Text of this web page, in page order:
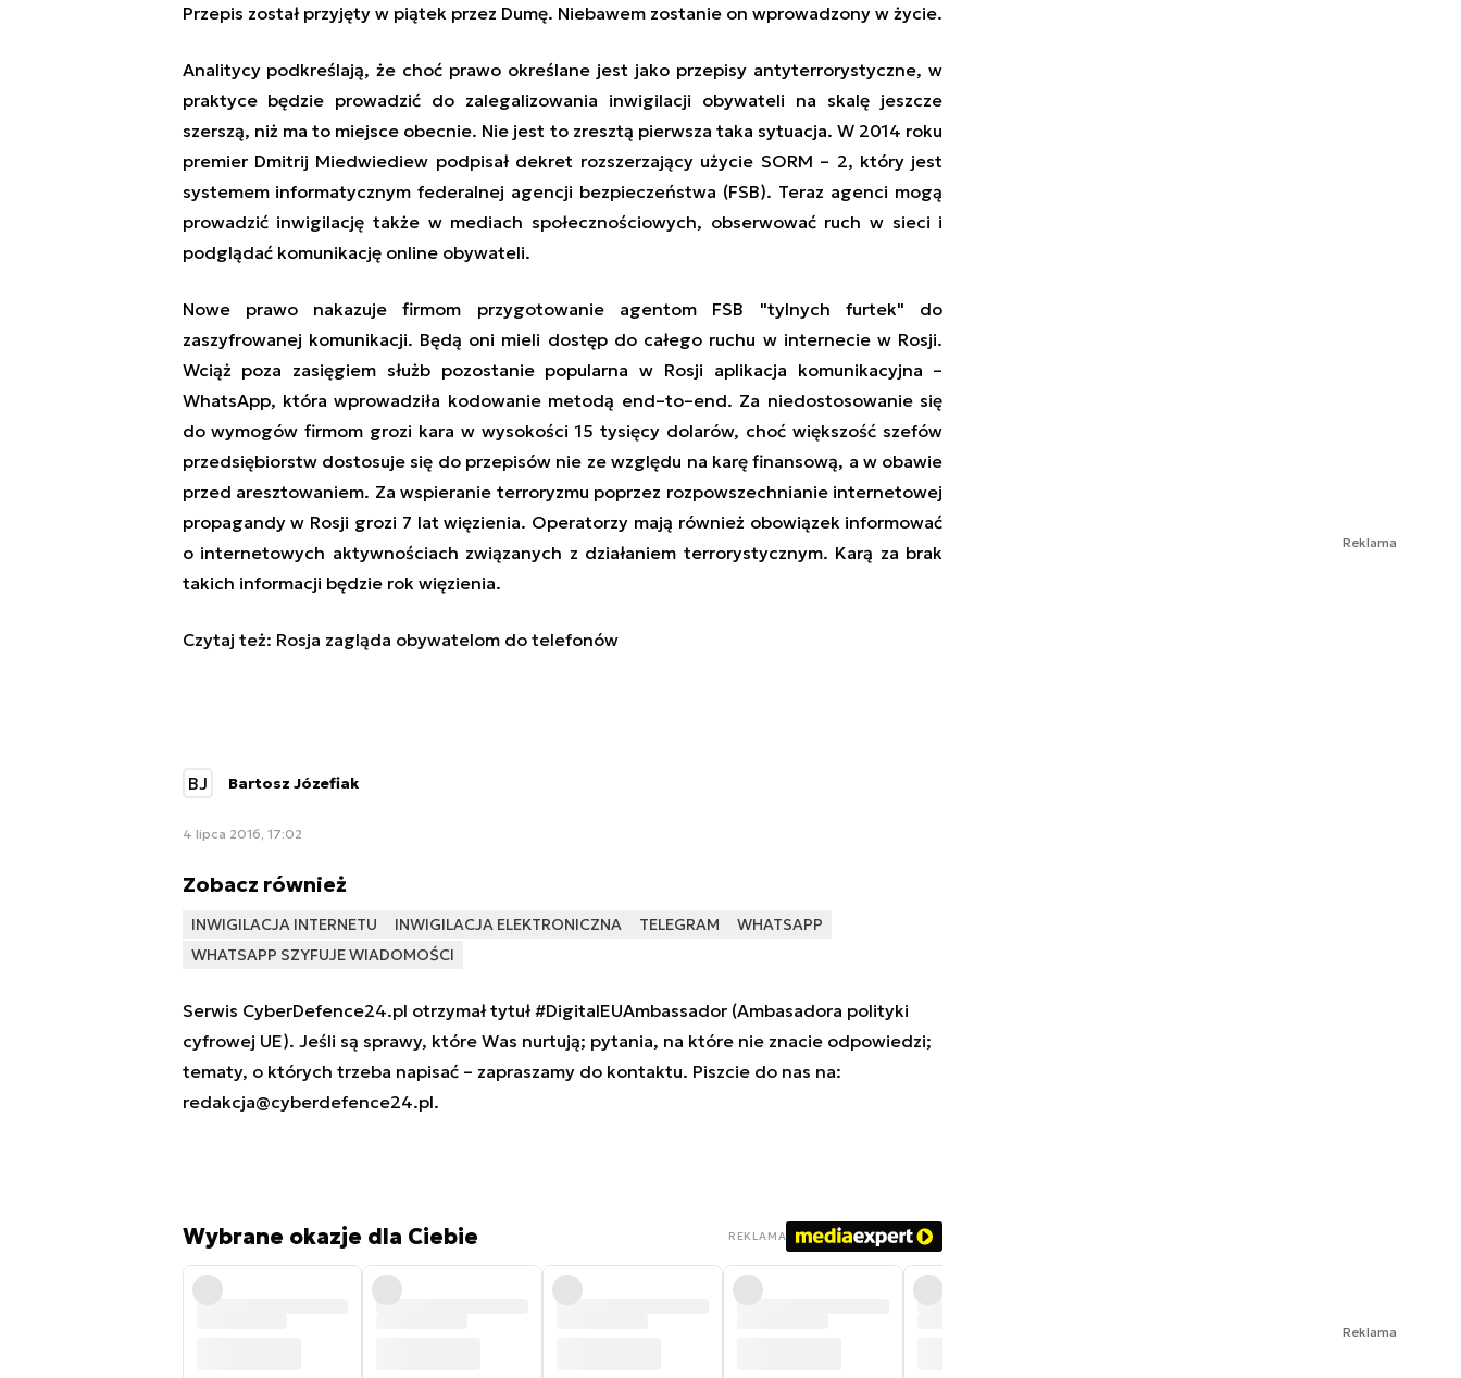
Przepis został przyjęty w piątek przez Dumę. Niebawem zostanie on wprowadzony w życie.
Analitycy podkreślają, że choć prawo określane jest jako przepisy antyterrorystyczne, w
praktyce będzie prowadzić do zalegalizowania inwigilacji obywateli na skalę jeszcze
szerszą, niż ma to miejsce obecnie. Nie jest to zresztą pierwsza taka sytuacja. W 2014 roku
premier Dmitrij Miedwiediew podpisał dekret rozszerzający użycie SORM – 2, który jest
systemem informatycznym federalnej agencji bezpieczeństwa (FSB). Teraz agenci mogą
prowadzić inwigilację także w mediach społecznościowych, obserwować ruch w sieci i
podglądać komunikację online obywateli.
Nowe prawo nakazuje firmom przygotowanie agentom FSB "tylnych furtek" do
zaszyfrowanej komunikacji. Będą oni mieli dostęp do całego ruchu w internecie w Rosji.
Wciąż poza zasięgiem służb pozostanie popularna w Rosji aplikacja komunikacyjna –
WhatsApp, która wprowadziła kodowanie metodą end–to–end. Za niedostosowanie się
do wymogów firmom grozi kara w wysokości 15 tysięcy dolarów, choć większość szefów
przedsiębiorstw dostosuje się do przepisów nie ze względu na karę finansową, a w obawie
przed aresztowaniem. Za wspieranie terroryzmu poprzez rozpowszechnianie internetowej
propagandy w Rosji grozi 7 lat więzienia. Operatorzy mają również obowiązek informować
o internetowych aktywnościach związanych z działaniem terrorystycznym. Karą za brak
takich informacji będzie rok więzienia.
Czytaj też: Rosja zagląda obywatelom do telefonów
BJ Bartosz Józefiak
4 lipca 2016, 17:02
Zobacz również
INWIGILACJA INTERNETU INWIGILACJA ELEKTRONICZNA TELEGRAM
WHATSAPP
WHATSAPP SZYFUJE WIADOMOŚCI
Serwis CyberDefence24.pl otrzymał tytuł #DigitalEUAmbassador (Ambasadora polityki
cyfrowej UE). Jeśli są sprawy, które Was nurtują; pytania, na które nie znacie odpowiedzi;
tematy, o których trzeba napisać – zapraszamy do kontaktu. Piszcie do nas na:
redakcja@cyberdefence24.pl.
Wybrane okazje dla Ciebie REKLAMA
Reklama
Reklama